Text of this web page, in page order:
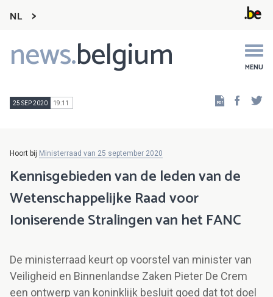
NL
news.belgium MENU
Main
navigation
25 SEP 2020 19:11
Hoort bij Ministerraad van 25 september 2020
Kennisgebieden van de leden van de
Wetenschappelijke Raad voor
Ioniserende Stralingen van het FANC
De ministerraad keurt op voorstel van minister van
Veiligheid en Binnenlandse Zaken Pieter De Crem
een ontwerp van koninklijk besluit goed dat tot doel